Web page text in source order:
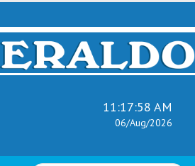
11:17:59 AM
06/Aug/2026